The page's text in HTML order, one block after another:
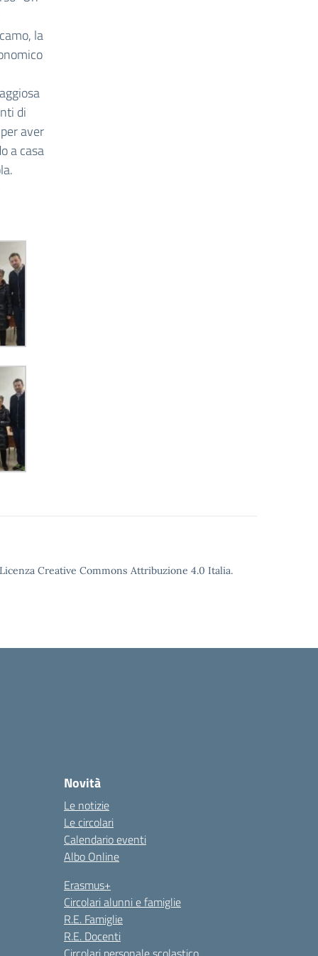
la
di
aver
a casa
Creative Commons Attribuzione 4.0 Italia.
Novità
Le notizie
Le circolari
Calendario eventi
Albo Online
Erasmus+
Circolari alunni e famiglie
R.E. Famiglie
R.E. Docenti